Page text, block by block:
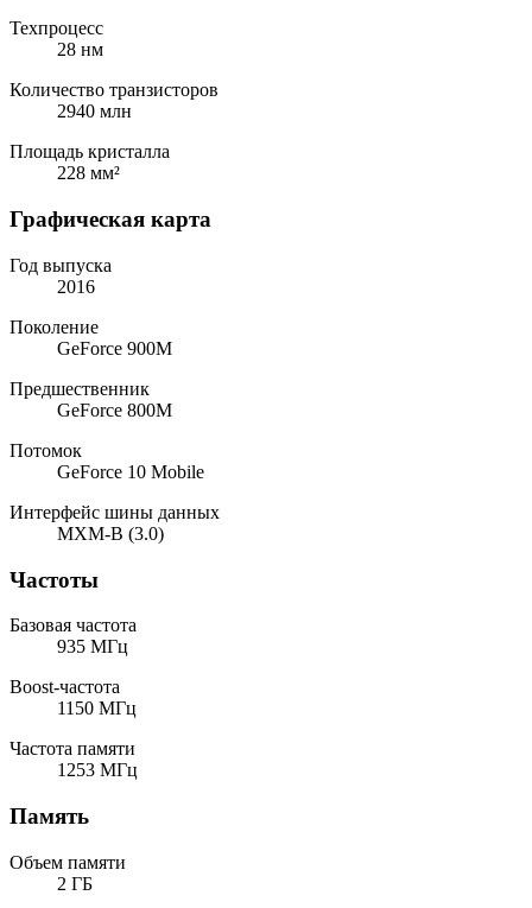
Техпроцесс
28 нм
Количество транзисторов
2940 млн
Площадь кристалла
228 мм²
Графическая карта
Год выпуска
2016
Поколение
GeForce 900M
Предшественник
GeForce 800M
Потомок
GeForce 10 Mobile
Интерфейс шины данных
MXM-B (3.0)
Частоты
Базовая частота
935 МГц
Boost-частота
1150 МГц
Частота памяти
1253 МГц
Память
Объем памяти
2 ГБ